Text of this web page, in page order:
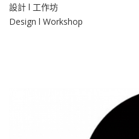
設計 l 工作坊
Design l Workshop